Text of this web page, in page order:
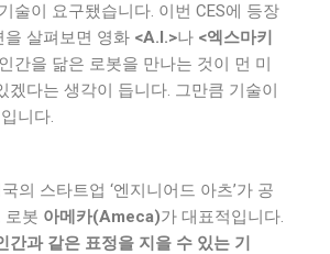
술이 요구됐습니다. 이번 CES에 등장
을 살펴보면 영화 <A.I.>나 <엑스마키
간을 닮은 로봇을 만나는 것이 먼 미
겠다는 생각이 듭니다. 그만큼 기술이
니다.
의 스타트업 ‘엔지니어드 아츠’가 공
로봇 아메카(Ameca)가 대표적입니다.
간과 같은 표정을 지을 수 있는 기